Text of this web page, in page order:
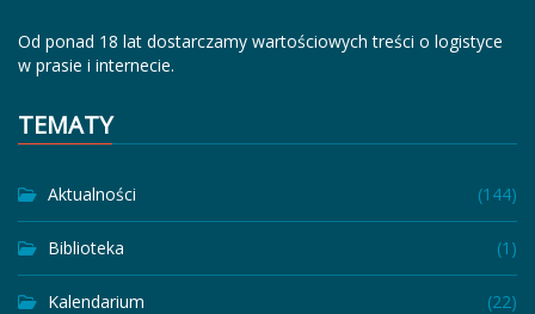
Od ponad 18 lat dostarczamy wartościowych treści o logistyce
w prasie i internecie.
TEMATY
Aktualności (144)
Biblioteka (1)
Kalendarium (22)